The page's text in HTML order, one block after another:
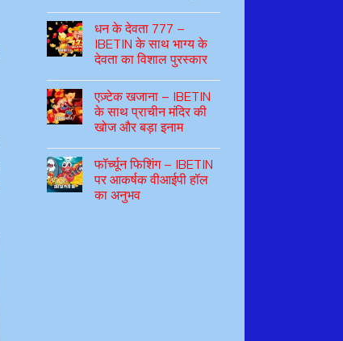
धन के देवता 777 –
IBETIN के साथ भाग्य के
देवता का विशाल पुरस्कार
एज़्टेक खजाना – IBETIN
के साथ प्राचीन मंदिर की
खोज और बड़ा इनाम
फॉर्च्यून फिशिंग – IBETIN
पर आकर्षक वीआईपी हॉल
का अनुभव